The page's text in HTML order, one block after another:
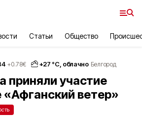
Статьи Общество
+0.78€ +27 °С, облачно Белгород
приняли участие
«Афганский ветер»